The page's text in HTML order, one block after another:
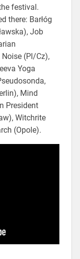
festival.
there: Barłóg
Job
Noise (Pl/Cz),
Yoga
Mind
President
Witchrite
(Opole).